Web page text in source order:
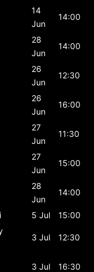
14
Jun
14:00
28
Jun
14:00
26
Jun
12:30
26
Jun
16:00
27
Jun
11:30
27
Jun
15:00
28
Jun
14:00
5 Jul
15:00
3 Jul 12:30
3 Jul 16:30